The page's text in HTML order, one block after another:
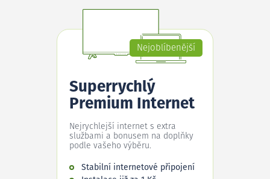
Nejoblíbenější
Superrychlý
Premium Internet
Nejrychlejší internet s extra
službami a bonusem na doplňky
podle vašeho výběru.
Stabilní internetové připojení